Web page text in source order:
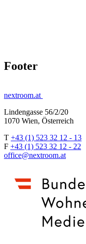
Footer
nextroom.at
Lindengasse 56/2/20
1070 Wien, Österreich
T +43 (1) 523 32 12 - 13
F +43 (1) 523 32 12 - 22
office@nextroom.at